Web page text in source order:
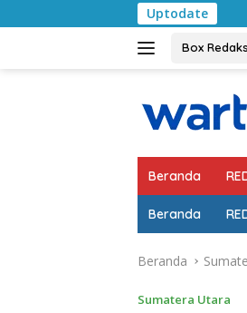
ke
Uptodate
Box
Beranda
Beranda
Beranda
Sumatera Utara